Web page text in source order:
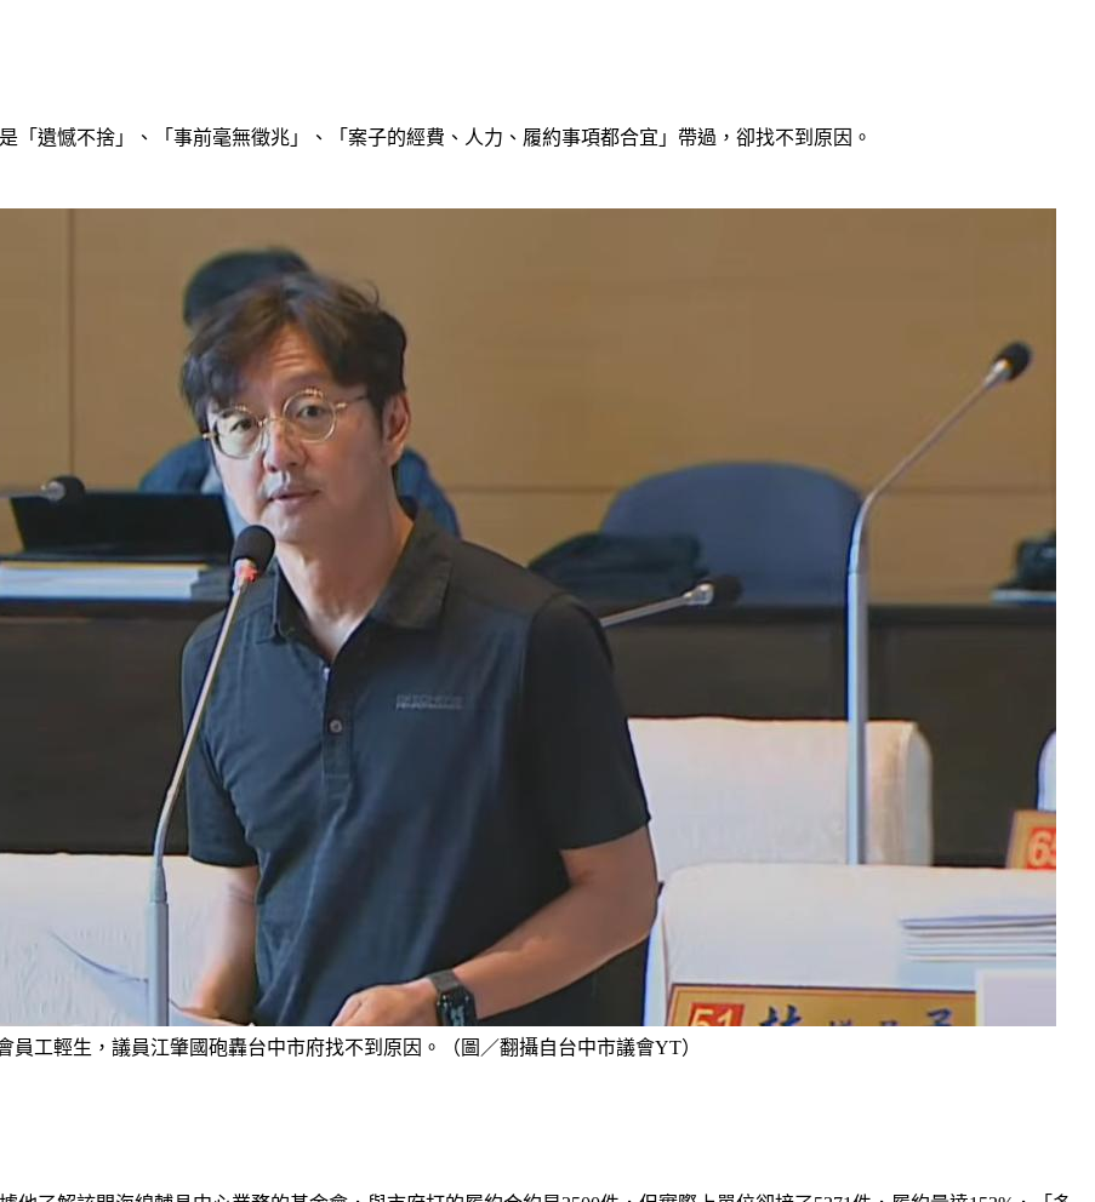
「遺憾不捨」、「事前毫無徵兆」、「案子的經費、人力、履約事項都合宜」帶過，卻找不到原因。
員工輕生，議員江肇國砲轟台中市府找不到原因。（圖／翻攝自台中市議會YT）